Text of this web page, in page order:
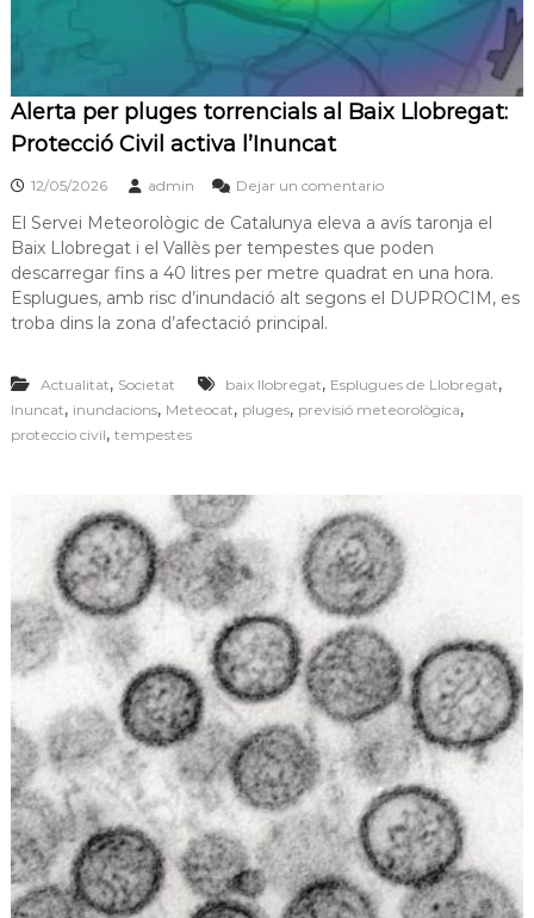
Alerta per pluges torrencials al Baix Llobregat:
Protecció Civil activa l’Inuncat
12/05/2026 admin Dejar un comentario
El Servei Meteorològic de Catalunya eleva a avís taronja el
Baix Llobregat i el Vallès per tempestes que poden
descarregar fins a 40 litres per metre quadrat en una hora.
Esplugues, amb risc d’inundació alt segons el DUPROCIM, es
troba dins la zona d’afectació principal.
Actualitat, Societat baix llobregat, Esplugues de Llobregat,
Inuncat, inundacions, Meteocat, pluges, previsió meteorològica,
proteccio civil, tempestes